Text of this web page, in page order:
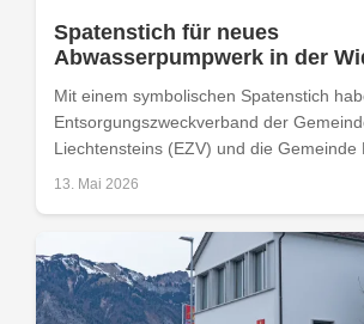
Spatenstich für neues
Abwasserpumpwerk in der
Mit einem symbolischen Spatenstich
Entsorgungszweckverband der
Liechtensteins (EZV) und die Gemeinde
13. Mai 2026